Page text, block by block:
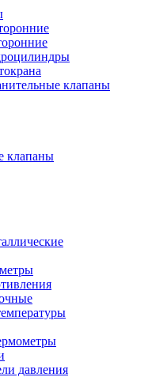
клапаны
клапаны
давления